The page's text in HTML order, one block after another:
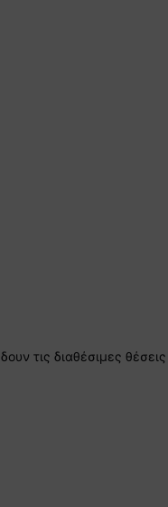
τις διαθέσιμες θέσεις